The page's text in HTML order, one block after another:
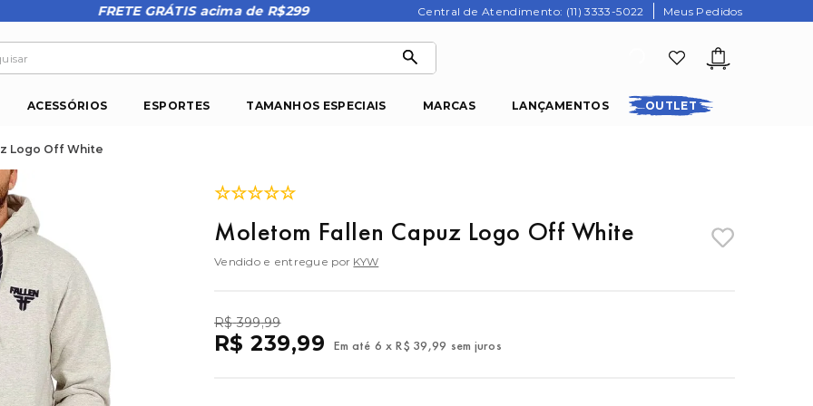
FRETE GRÁTIS acima de R$299 Central de Atendimento: (11) 3333-5022 Meus Pedidos
ACESSÓRIOS ESPORTES TAMANHOS ESPECIAIS MARCAS LANÇAMENTOS OUTLET
Logo Off White
☆☆☆☆☆
Moletom Fallen Capuz Logo Off White
Vendido e entregue por KYW
R$ 399,99
R$ 239,99 Em até 6 x R$ 39,99 sem juros